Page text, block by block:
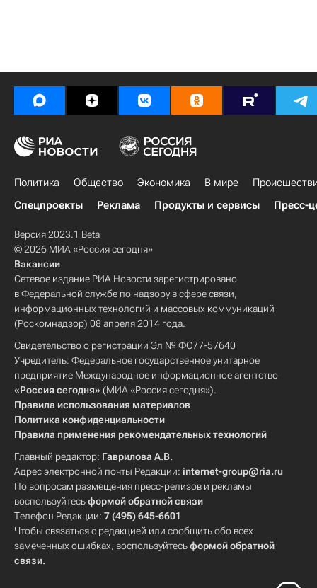
Политика Общество Экономика В мире
Спецпроекты
Реклама Продукты и сервисы Пресс-
Версия 2023.1 Beta
© 2026 МИА «Россия сегодня»
Вакансии
Сетевое издание РИА Новости зарегистрировано
в Федеральной службе по надзору в сфере связи,
информационных технологий и массовых коммуникаций
(Роскомнадзор) 08 апреля 2014 года.
Свидетельство о регистрации Эл № ФС77-57640
Учредитель: Федеральное государственное унитарное
предприятие Международное информационное агентство
«Россия сегодня» (МИА «Россия сегодня»).
Правила использования материалов
Политика конфиденциальности
Правила применения рекомендательных технологий
Главный редактор: Гаврилова А.В.
Адрес электронной почты Редакции: internet-group@ria.ru
По вопросам размещения пресс-релизов и рекламы
воспользуйтесьформой обратной связи
Телефон Редакции: 7 (495) 645-6601
Чтобы связаться с редакцией или сообщить обо всех
замеченных ошибках, воспользуйтесьформой обратной
связи.